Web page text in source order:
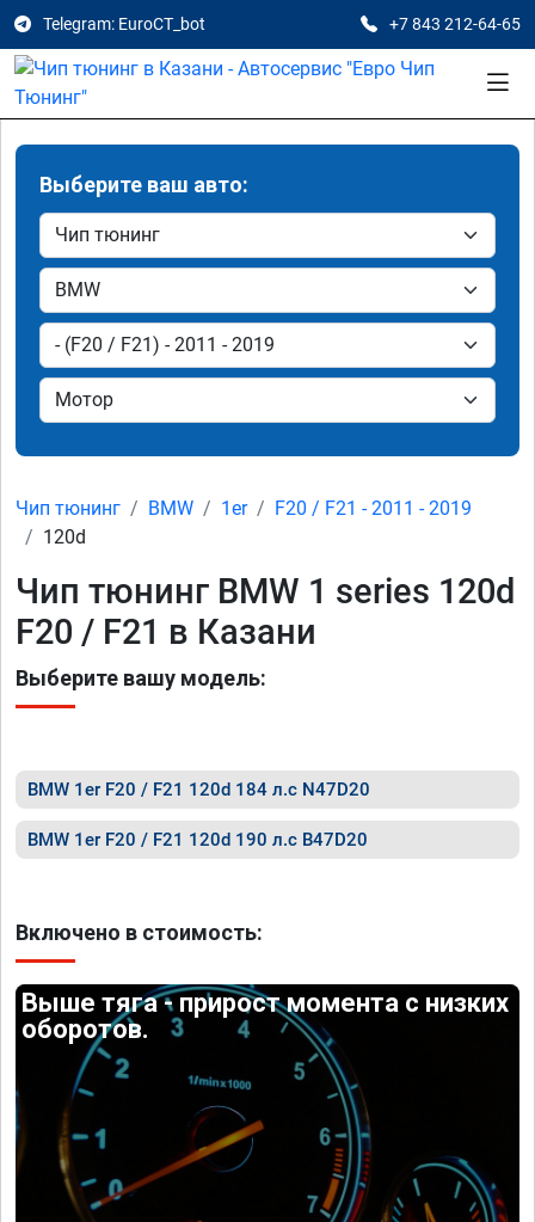
Telegram: EuroCT_bot +7 843 212-64-65
Выберите ваш авто:
Чип тюнинг BMW 1er
F20 / F21 - 2011 - 2019
120d
Чип тюнинг BMW 1 series 120d
F20 / F21 в Казани
Выберите вашу модель:
BMW 1er F20 / F21 120d 184 л.с N47D20
BMW 1er F20 / F21 120d 190 л.с B47D20
Включено в стоимость:
Выше тяга - прирост момента с низких
оборотов.